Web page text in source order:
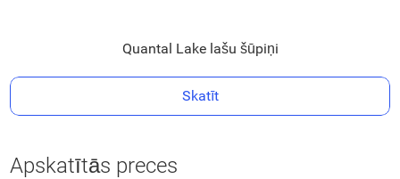
Quantal Lake lašu šūpiņi
Skatīt
Apskatītās preces